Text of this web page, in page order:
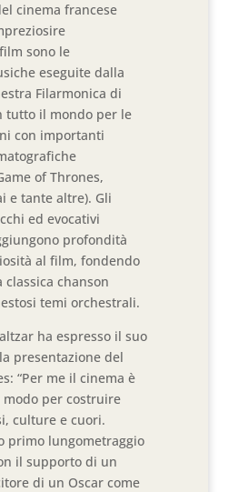
cinema francese
sono le
eseguite dalla
Filarmonica di
tutto il mondo per le
con importanti
of Thrones,
e tante altre). Gli
ed evocativi
profondità
al film, fondendo
chanson
temi orchestrali.
ha espresso il suo
presentazione del
“Per me il cinema è
per costruire
culture e cuori.
primo lungometraggio
il supporto di un
di un Oscar come